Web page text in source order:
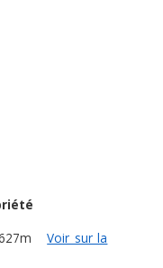
Voir sur la